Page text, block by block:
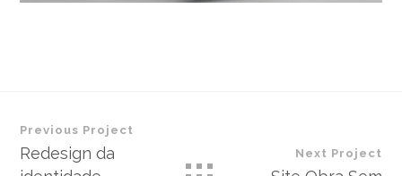
Previous Project
Redesign da
Next Project